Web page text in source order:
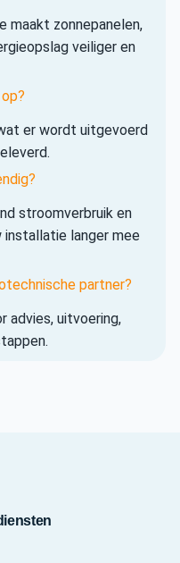
maakt zonnepanelen,
veiliger en
er wordt uitgevoerd
stroomverbruik en
langer mee
partner?
advies, uitvoering,